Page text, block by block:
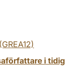
(GREA12)
i tidig